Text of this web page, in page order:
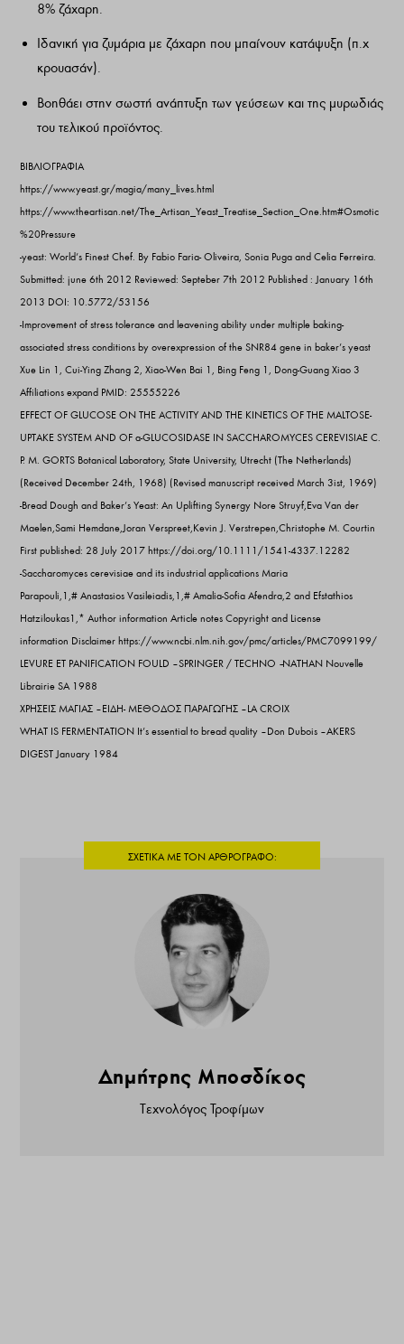
8% ζάχαρη.
Ιδανική για ζυµάρια µε ζάχαρη που µπαίνουν κατάψυξη (π.χ
κρουασάν).
Βοηθάει στην σωστή ανάπτυξη των γεύσεων και της µυρωδιάς
του τελικού προϊόντος.
ΒΙΒΛΙΟΓΡΑΦΙΑ
https://www.yeast.gr/magia/many_lives.html
https://www.theartisan.net/The_Artisan_Yeast_Treatise_Section_One.htm#Osmotic
%20Pressure
-yeast: World’s Finest Chef. By Fabio Faria- Oliveira, Sonia Puga and Celia Ferreira.
Submitted: june 6th 2012 Reviewed: Septeber 7th 2012 Published : January 16th
2013 DOI: 10.5772/53156
-Improvement of stress tolerance and leavening ability under multiple baking-
associated stress conditions by overexpression of the SNR84 gene in baker’s yeast
Xue Lin 1, Cui-Ying Zhang 2, Xiao-Wen Bai 1, Bing Feng 1, Dong-Guang Xiao 3
Affiliations expand PMID: 25555226
EFFECT OF GLUCOSE ON THE ACTIVITY AND THE KINETICS OF THE MALTOSE-
UPTAKE SYSTEM AND OF a-GLUCOSIDASE IN SACCHAROMYCES CEREVISIAE C.
P. M. GORTS Botanical Laboratory, State University, Utrecht (The Netherlands)
(Received December 24th, 1968) (Revised manuscript received March 3ist, 1969)
-Bread Dough and Baker’s Yeast: An Uplifting Synergy Nore Struyf,Eva Van der
Maelen,Sami Hemdane,Joran Verspreet,Kevin J. Verstrepen,Christophe M. Courtin
First published: 28 July 2017 https://doi.org/10.1111/1541-4337.12282
-Saccharomyces cerevisiae and its industrial applications Maria
Parapouli,1,# Anastasios Vasileiadis,1,# Amalia-Sofia Afendra,2 and Efstathios
Hatziloukas1,* Author information Article notes Copyright and License
information Disclaimer https://www.ncbi.nlm.nih.gov/pmc/articles/PMC7099199/
LEVURE ET PANIFICATION FOULD – SPRINGER / TECHNO –NATHAN Nouvelle
Librairie SA 1988
ΧΡΗΣΕΙΣ ΜΑΓΙΑΣ – ΕΙΔΗ- ΜΕΘΟΔΟΣ ΠΑΡΑΓΩΓΗΣ – LA CROIX
WHAT IS FERMENTATION It’s essential to bread quality – Don Dubois – AKERS
DIGEST January 1984
Δημήτρης Μποσδίκος
Τεχνολόγος Τροφίμων